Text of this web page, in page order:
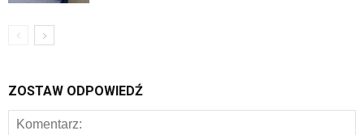
ZOSTAW ODPOWIEDŹ